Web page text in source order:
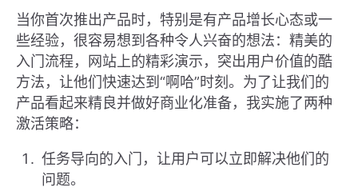
当你首次推出产品时，特别是有产品增长心态或一
些经验，很容易想到各种令人兴奋的想法：精美的
入门流程，网站上的精彩演示，突出用户价值的酷
方法，让他们快速达到“啊哈”时刻。为了让我们的
产品看起来精良并做好商业化准备，我实施了两种
激活策略：
任务导向的入门，让用户可以立即解决他们的
问题。